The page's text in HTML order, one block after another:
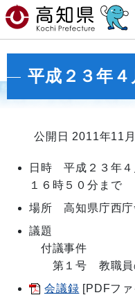
平成２３年
公開日 2011年11
日時 平成２３年
１６時５０分まで
場所 高知県庁西
議題
付議事件
第１号 教職員
会議録 [PDFフ